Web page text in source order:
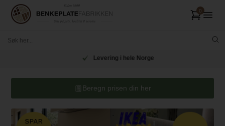
Levering i hele Norge
Beregn prisen din her